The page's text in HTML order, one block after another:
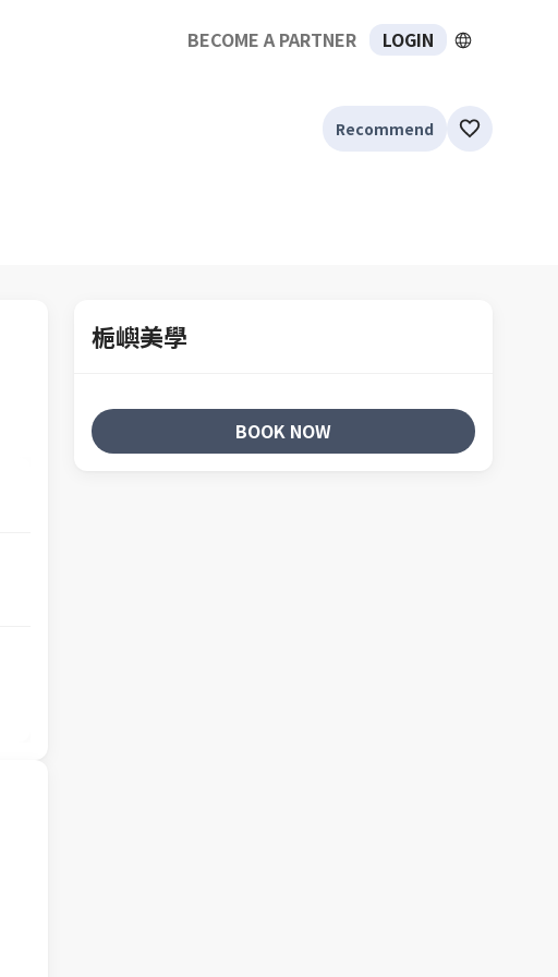
BECOME A PARTNER LOGIN
Recommend
梔嶼美學
BOOK NOW